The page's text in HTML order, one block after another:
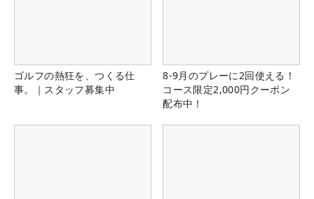
ゴルフの熱狂を、つくる仕
事。｜スタッフ募集中
8-9月のプレーに2回使える！
コース限定2,000円クーポン
配布中！